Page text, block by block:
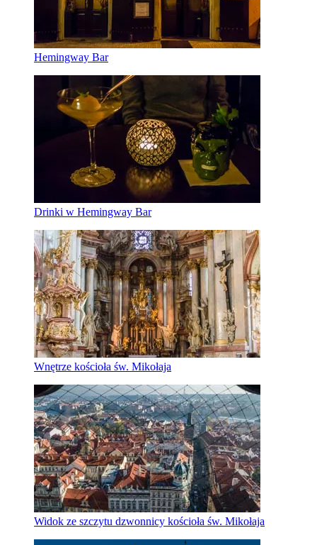
Hemingway Bar
Drinki w Hemingway Bar
Wnętrze kościoła św. Mikołaja
Widok ze szczytu dzwonnicy kościoła św. Mikołaja